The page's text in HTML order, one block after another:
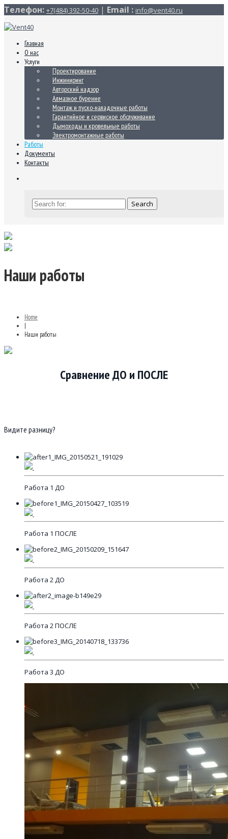
Телефон: +7(484) 392-50-40 | Email : info@vent40.ru
Главная
О нас
Услуги
Проектирование
Инжиниринг
Авторский надзор
Алмазное бурение
Монтаж и пуско-наладочные работы
Гарантийное и сервисное обслуживание
Дымоходы и кровельные работы
Электромонтажные работы
Работы
Документы
Контакты
Наши работы
Home
|
Наши работы
Сравнение ДО и ПОСЛЕ
Видите разницу?
Работа 1 ДО
Работа 1 ПОСЛЕ
Работа 2 ДО
Работа 2 ПОСЛЕ
Работа 3 ДО